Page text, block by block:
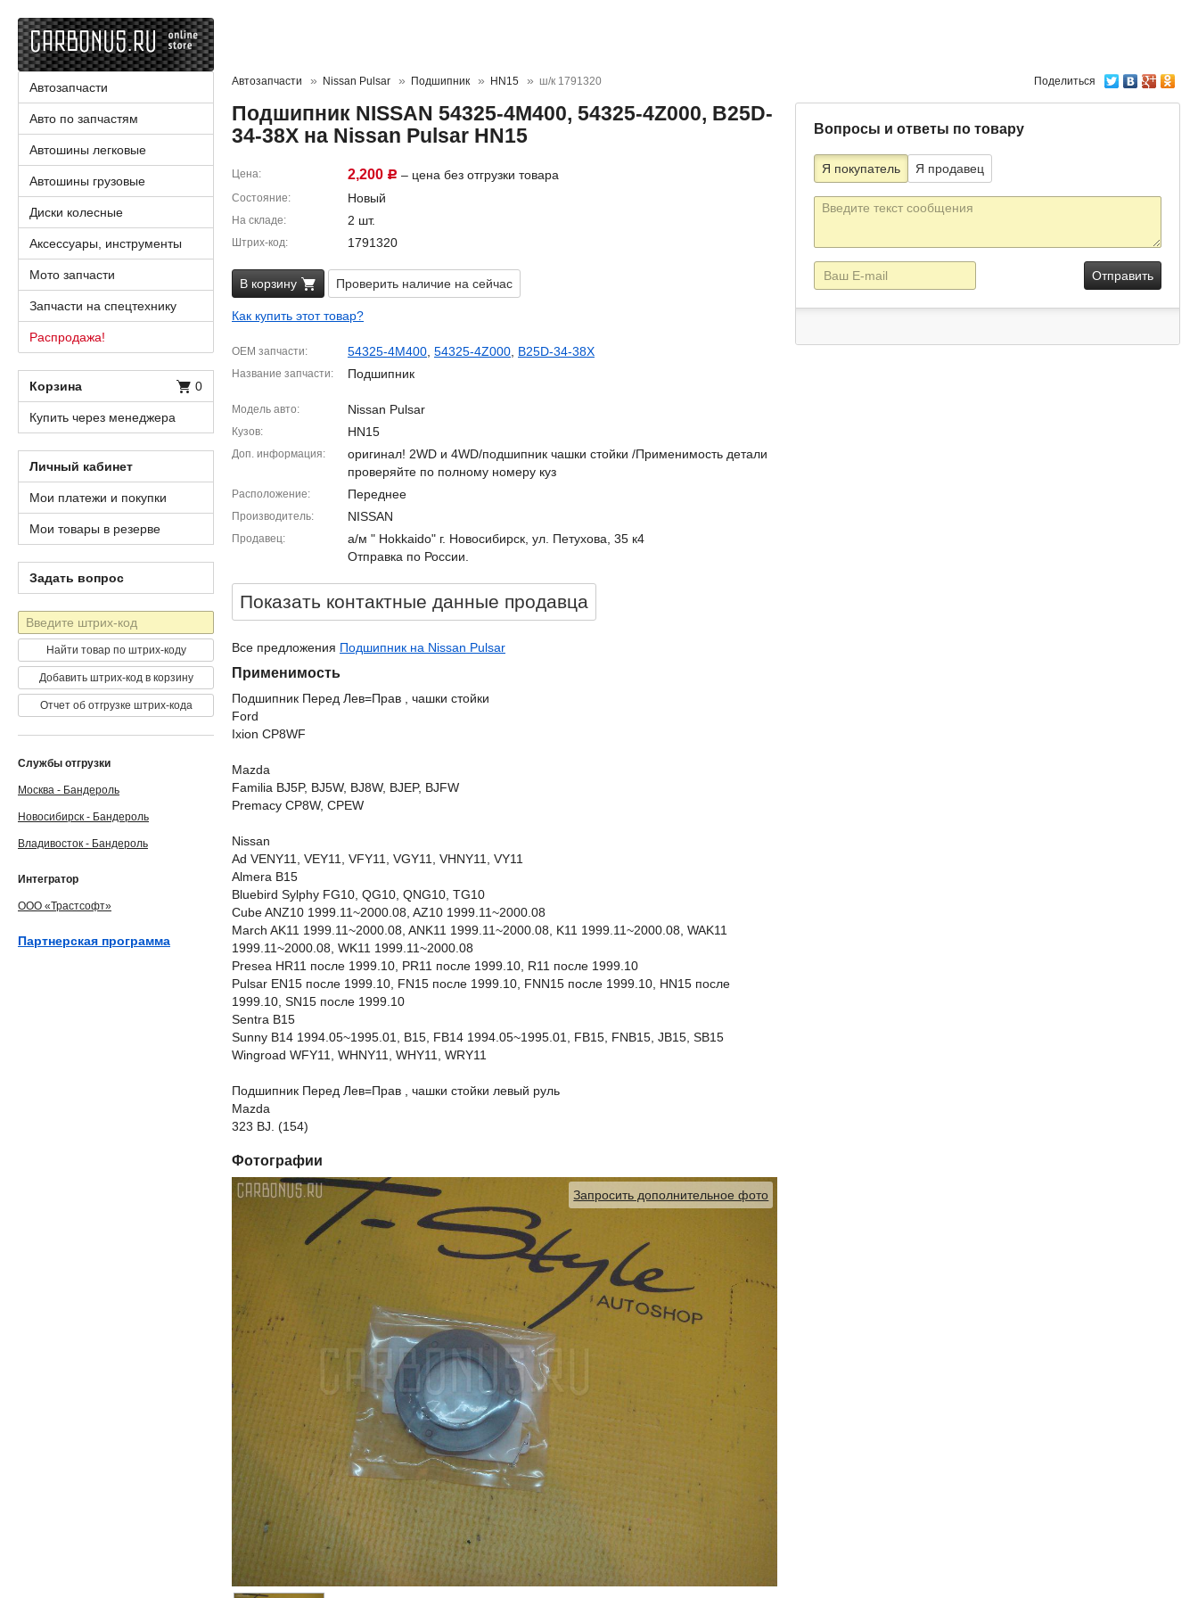
Поделиться
Автозапчасти Nissan Pulsar Подшипник HN15 ш/к 1791320
Подшипник NISSAN 54325-4M400, 54325-4Z000, B25D-
34-38X на Nissan Pulsar HN15
Цена 2,200 Р – цена без отгрузки товара
Состояние Новый
На складе 2 шт.
Штрих-код 1791320
В корзину Проверить наличие на сейчас
Как купить этот товар?
OEM запчасти 54325-4M400 54325-4Z000 B25D-34-38X
Название запчасти Подшипник
Модель авто Nissan Pulsar
Кузов HN15
Доп. информация
оригинал! 2WD и 4WD/подшипник чашки стойки /Применимость детали
проверяйте по полному номеру куз
Расположение Переднее
Производитель NISSAN
Продавец
а/м " Hokkaido" г. Новосибирск, ул. Петухова, 35 к4
Отправка по России.
Показать контактные данные продавцa
Все предложения Подшипник на Nissan Pulsar
Применимость
Подшипник Перед Лев=Прав , чашки стойки
Ford
Ixion CP8WF
Mazda
Familia BJ5P, BJ5W, BJ8W, BJEP, BJFW
Premacy CP8W, CPEW
Nissan
Ad VENY11, VEY11, VFY11, VGY11, VHNY11, VY11
Almera B15
Bluebird Sylphy FG10, QG10, QNG10, TG10
Cube ANZ10 1999.11~2000.08, AZ10 1999.11~2000.08
March AK11 1999.11~2000.08, ANK11 1999.11~2000.08, K11 1999.11~2000.08, WAK11
1999.11~2000.08, WK11 1999.11~2000.08
Presea HR11 после 1999.10, PR11 после 1999.10, R11 после 1999.10
Pulsar EN15 после 1999.10, FN15 после 1999.10, FNN15 после 1999.10, HN15 после
1999.10, SN15 после 1999.10
Sentra B15
Sunny B14 1994.05~1995.01, B15, FB14 1994.05~1995.01, FB15, FNB15, JB15, SB15
Wingroad WFY11, WHNY11, WHY11, WRY11
Подшипник Перед Лев=Прав , чашки стойки левый руль
Mazda
323 BJ. (154)
Фотографии
Запросить дополнительное фото
Вопросы и ответы по товару
Я покупатель Я продавец
Текст
E-
mail
Автозапчасти
Авто по запчастям
Автошины легковые
Автошины грузовые
Диски колесные
Аксессуары, инструменты
Мото запчасти
Запчасти на спецтехнику
Распродажа!
Корзина 0
Купить через менеджера
Личный кабинет
Мои платежи и покупки
Мои товары в резерве
Задать вопрос
Штрих-
код
Найти товар по штрих-коду
Добавить штрих-код в корзину
Отчет об отгрузке штрих-кода
Службы отгрузки
Москва - Бандероль
Новосибирск - Бандероль
Владивосток - Бандероль
Интегратор
ООО «Трастсофт»
Партнерская программа